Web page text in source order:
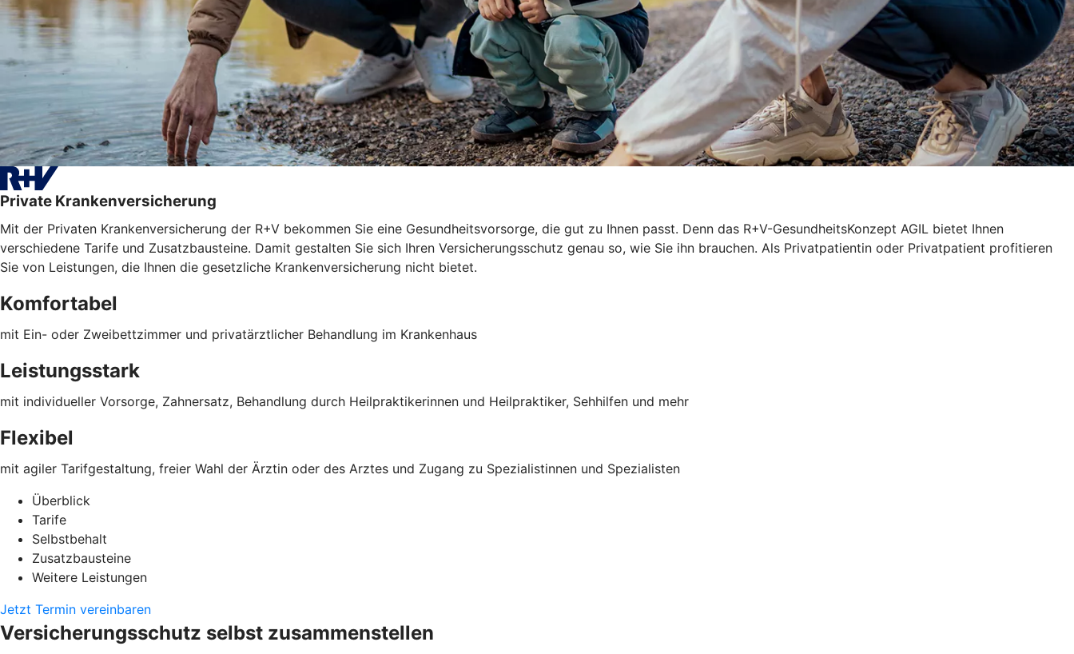
Private Krankenversicherung
Mit der Privaten Krankenversicherung der R+V bekommen Sie eine Gesundheitsvorsorge, die gut zu Ihnen passt. Denn das R+V-GesundheitsKonzept AGIL bietet Ihnen
verschiedene Tarife und Zusatzbausteine. Damit gestalten Sie sich Ihren Versicherungsschutz genau so, wie Sie ihn brauchen. Als Privatpatientin oder Privatpatient profitieren
Sie von Leistungen, die Ihnen die gesetzliche Krankenversicherung nicht bietet.
Komfortabel
mit Ein- oder Zweibettzimmer und privatärztlicher Behandlung im Krankenhaus
Leistungsstark
mit individueller Vorsorge, Zahnersatz, Behandlung durch Heilpraktikerinnen und Heilpraktiker, Sehhilfen und mehr
Flexibel
mit agiler Tarifgestaltung, freier Wahl der Ärztin oder des Arztes und Zugang zu Spezialistinnen und Spezialisten
Überblick
Tarife
Selbstbehalt
Zusatzbausteine
Weitere Leistungen
Jetzt Termin vereinbaren
Versicherungsschutz selbst zusammenstellen